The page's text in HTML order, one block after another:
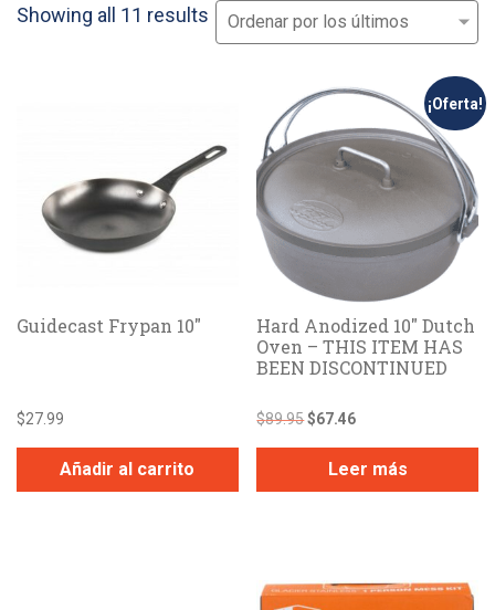
Showing all 11 results Sorted
by
Guidecast Frypan 10″
$27.99
Añadir al carrito
¡Oferta!
Hard Anodized 10″ Dutch
Oven – THIS ITEM HAS
BEEN DISCONTINUED
$89.95El
original
$67.46El
actual
Leer más